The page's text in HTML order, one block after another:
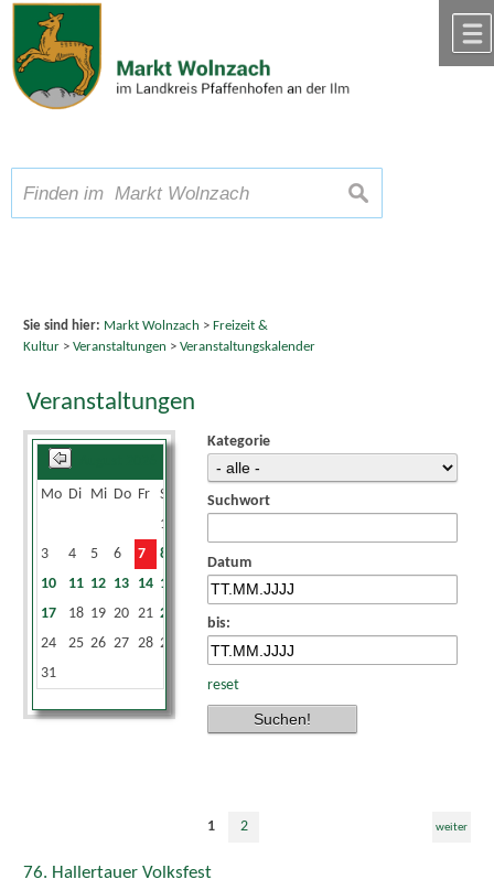
Zum Inhalt,zur Navigation
Schriftgröße A A A suchen
Sie sind hier: Markt Wolnzach > Freizeit &
Kultur> Veranstaltungen > Veranstaltungskalender
Veranstaltungen
Mo Di Mi Do Fr Sa
1
3
4 5 6 7 8
10
11 12 13 14 15
17
18 19 20 21 22
24
25 26 27 28 29
31
Kategorie
Suchwort
Datum
bis:
reset
1 2 weiter
76. Hallertauer Volksfest